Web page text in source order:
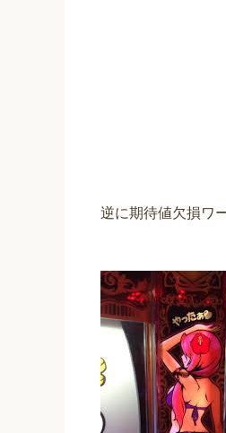
逆に期待値欠損ワ